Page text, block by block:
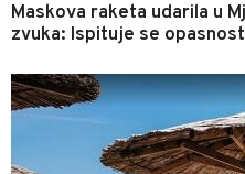
Maskova raketa udarila u
zvuka: Ispituje se